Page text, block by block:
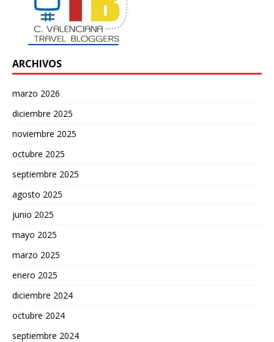
ARCHIVOS
marzo 2026
diciembre 2025
noviembre 2025
octubre 2025
septiembre 2025
agosto 2025
junio 2025
mayo 2025
marzo 2025
enero 2025
diciembre 2024
octubre 2024
septiembre 2024